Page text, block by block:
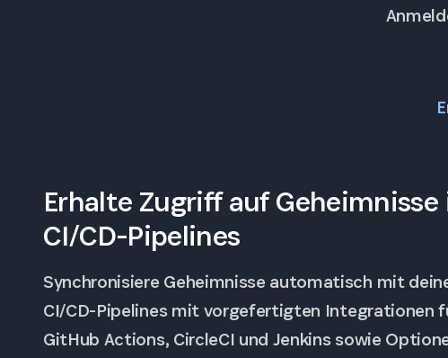
Erhalte Zugriff auf Geheimnisse
CI/CD-Pipelines
Synchronisiere Geheimnisse automatisch mit
CI/CD-Pipelines mit vorgefertigten Integrationen
GitHub Actions, CircleCI und Jenkins sowie